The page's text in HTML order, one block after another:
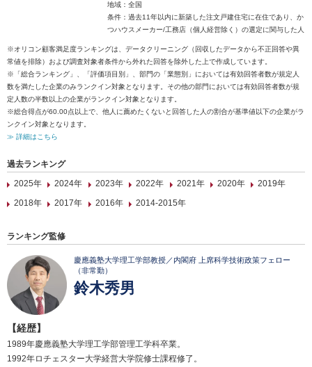
地域：全国
条件：過去11年以内に新築した注文戸建住宅に在住であり、か
つハウスメーカー/工務店（個人経営除く）の選定に関与した人
※オリコン顧客満足度ランキングは、データクリーニング（回収したデータから不正回答や異
常値を排除）および調査対象者条件から外れた回答を除外した上で作成しています。
※「総合ランキング」、「評価項目別」、部門の「業態別」においては有効回答者数が規定人
数を満たした企業のみランクイン対象となります。その他の部門においては有効回答者数が規
定人数の半数以上の企業がランクイン対象となります。
※総合得点が60.00点以上で、他人に薦めたくないと回答した人の割合が基準値以下の企業がラ
ンクイン対象となります。
≫ 詳細はこちら
過去ランキング
2025年
2024年 2023年 2022年 2021年 2020年
2019年
2018年
2017年 2016年 2014-2015年
ランキング監修
慶應義塾大学理工学部教授／内閣府 上席科学技術政策フェロー
（非常勤）
鈴木秀男
【経歴】
1989年慶應義塾大学理工学部管理工学科卒業。
1992年ロチェスター大学経営大学院修士課程修了。